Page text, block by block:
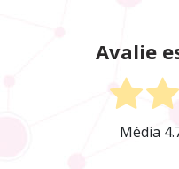
Avalie
Média